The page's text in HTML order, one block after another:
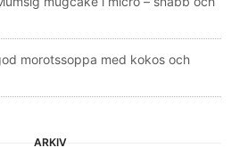
morotssoppa med kokos och
ARKIV